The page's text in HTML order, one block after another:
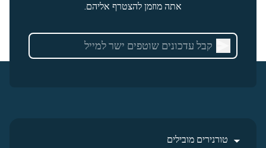
אתה מוזמן להצטרף אליהם.
טורנירים מובילים